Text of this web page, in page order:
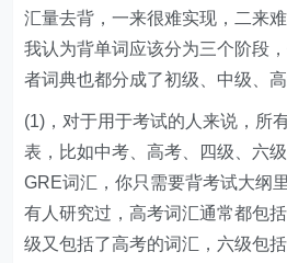
汇量去背，一来很难实现，二来
我认为背单词应该分为三个阶段
者词典也都分成了初级、中级、高
(1)，对于用于考试的人来说，所
表，比如中考、高考、四级、六
GRE词汇，你只需要背考试大纲
有人研究过，高考词汇通常都包
级又包括了高考的词汇，六级包